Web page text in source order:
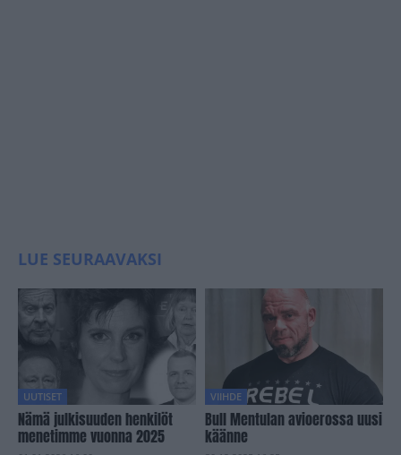
LUE SEURAAVAKSI
UUTISET
Nämä julkisuuden henkilöt
menetimme vuonna 2025
VIIHDE
Bull Mentulan avioerossa uusi
käänne